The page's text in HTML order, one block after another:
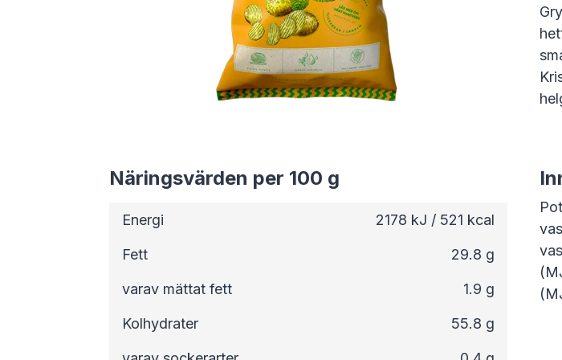
Näringsvärden per 100 g
Energi 2178 kJ / 521 kcal
Fett 29.8 g
varav mättat fett 1.9 g
Kolhydrater 55.8 g